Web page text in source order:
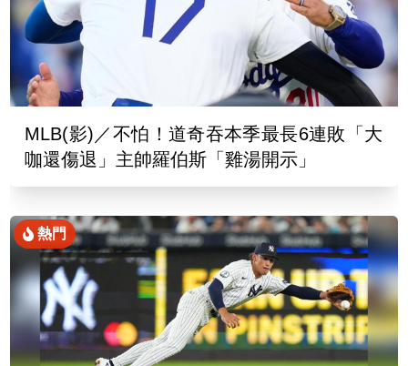
MLB(影)／不怕！道奇吞本季最長6連敗「大
咖還傷退」主帥羅伯斯「雞湯開示」
熱門